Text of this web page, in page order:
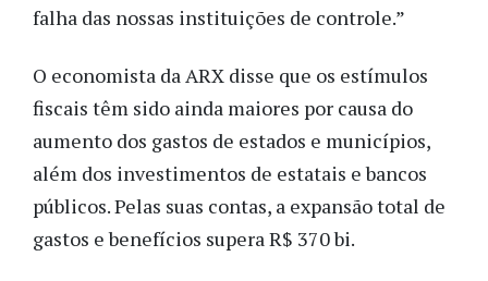
falha das nossas instituições de controle.”
O economista da ARX disse que os estímulos
fiscais têm sido ainda maiores por causa do
aumento dos gastos de estados e municípios,
além dos investimentos de estatais e bancos
públicos. Pelas suas contas, a expansão total de
gastos e benefícios supera R$ 370 bi.